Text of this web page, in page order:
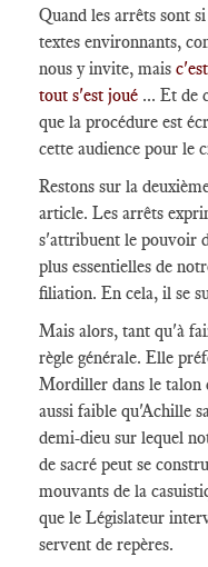
Quand les arrêts sont
textes environnants,
nous y invite, mais
tout s'est joué ... Et de
que la procédure est
cette audience pour le
Restons sur la
article. Les arrêts
s'attribuent le pouvoir
plus essentielles de
filiation. En cela, il se
Mais alors, tant qu'à
règle générale. Elle
Mordiller dans le
aussi faible qu'Achille
demi-dieu sur lequel
de sacré peut se
mouvants de la
que le Législateur
servent de repères.